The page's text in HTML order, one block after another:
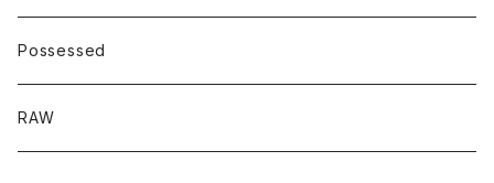
Possessed
RAW